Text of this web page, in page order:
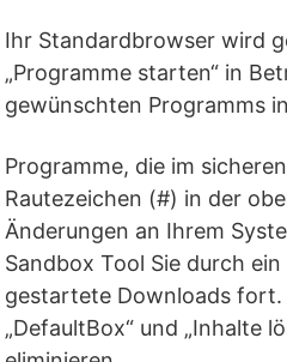
Ihr Standardbrowser wird
„Programme starten“ in
gewünschten Programms
Programme, die im
Rautezeichen (#) in der
Änderungen an Ihrem
Sandbox Tool Sie durch
gestartete Downloads fort.
„DefaultBox“ und „Inhalte